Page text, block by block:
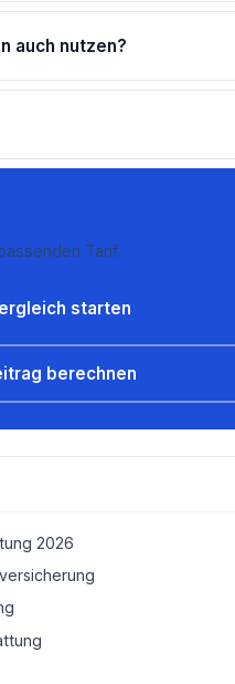
auch nutzen?
Tarif.
starten
berechnen
2026